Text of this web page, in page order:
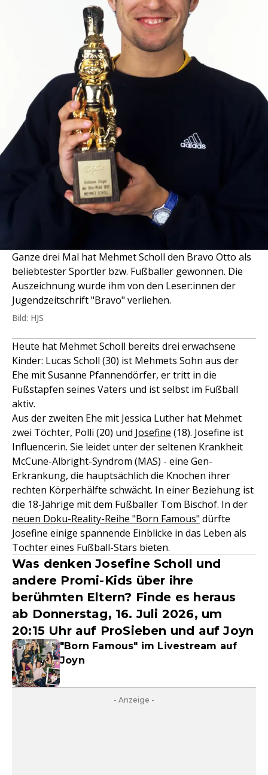
Ganze drei Mal hat Mehmet Scholl den Bravo Otto als
beliebtester Sportler bzw. Fußballer gewonnen. Die
Auszeichnung wurde ihm von den Leser:innen der
Jugendzeitschrift "Bravo" verliehen.
Bild: HJS
Heute hat Mehmet Scholl bereits drei erwachsene
Kinder: Lucas Scholl (30) ist Mehmets Sohn aus der
Ehe mit Susanne Pfannendörfer, er tritt in die
Fußstapfen seines Vaters und ist selbst im Fußball
aktiv.
Aus der zweiten Ehe mit Jessica Luther hat Mehmet
zwei Töchter, Polli (20) und Josefine (18). Josefine ist
Influencerin. Sie leidet unter der seltenen Krankheit
McCune-Albright-Syndrom (MAS) - eine Gen-
Erkrankung, die hauptsächlich die Knochen ihrer
rechten Körperhälfte schwächt. In einer Beziehung ist
die 18-Jährige mit dem Fußballer Tom Bischof. In der
neuen Doku-Reality-Reihe "Born Famous" dürfte
Josefine einige spannende Einblicke in das Leben als
Tochter eines Fußball-Stars bieten.
Was denken Josefine Scholl und
andere Promi-Kids über ihre
berühmten Eltern? Finde es heraus
ab Donnerstag, 16. Juli 2026, um
20:15 Uhr auf ProSieben und auf Joyn
"Born Famous" im Livestream auf
Joyn
- Anzeige -